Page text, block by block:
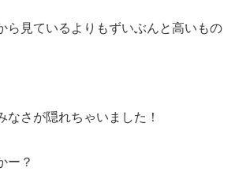
ら見ているよりもずいぶんと高いもの
なさが隠れちゃいました！
ー？